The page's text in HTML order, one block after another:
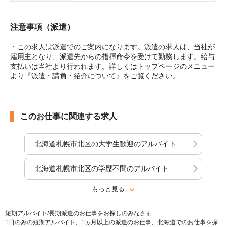
注意事項（派遣）
・この求人は派遣でのご案内になります。派遣の求人は、当社が
雇用主となり、派遣先からの指揮命令を受けて勤務します。給与
支払いは当社より行われます。詳しくはトップページのメニュー
より『派遣・請負・紹介について』をご覧ください。
このお仕事に関連する求人
北海道札幌市北区の大学生歓迎のアルバイト
北海道札幌市北区の学歴不問のアルバイト
もっと見る
短期アルバイト/長期派遣のお仕事をお探しのみなさま
1日のみの短期アルバイト、1ヵ月以上の派遣のお仕事、北海道でのお仕事を探